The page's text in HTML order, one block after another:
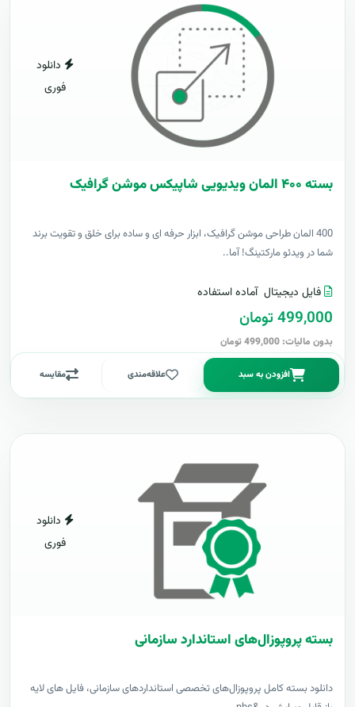
دانلود
فوری
بسته ۴۰۰ المان ویدیویی شاپیکس موشن گرافیک
400 المان طراحی موشن گرافیک، ابزار حرفه ای و ساده برای خلق و تقویت برند
شما در ویدئو مارکتینگ! آما..
فایل دیجیتال آماده استفاده
499,000 تومان
بدون مالیات: 499,000 تومان
افزودن به سبد علاقه‌مندی مقایسه
دانلود
فوری
بسته پروپوزال‌های استاندارد سازمانی
دانلود بسته کامل پروپوزال‌های تخصصی استانداردهای سازمانی، فایل های لایه